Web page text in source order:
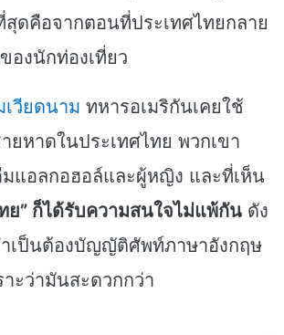
สุดคือจากตอนที่ประเทศไทยกลาย
องนักท่องเที่ยว
เวียดนาม ทหารอเมริกันเคยใช้
ยหาดในประเทศไทย พวกเขา
มแอลกอฮอล์และผู้หญิง และที่เห็น
ทย” ก็ได้รับความสนใจไม่แพ้กัน ดัง
เป็นต้องบัญญัติศัพท์ภาษาอังกฤษ
าะว่ามันสะดวกกว่า